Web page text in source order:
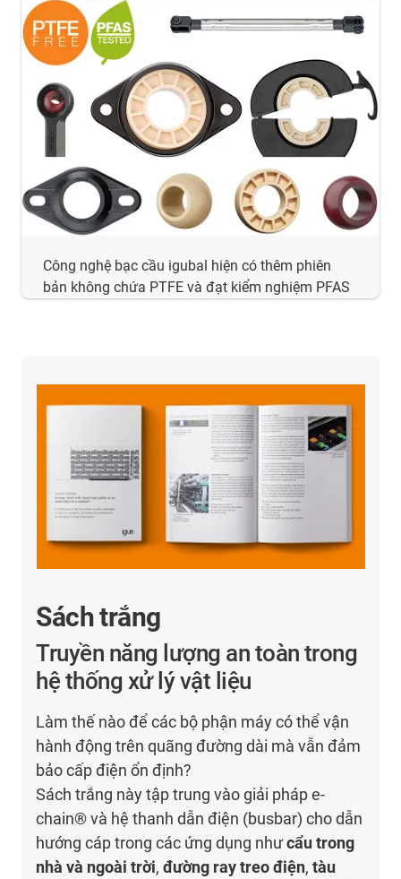
Công nghệ bạc cầu igubal hiện có thêm phiên
bản không chứa PTFE và đạt kiểm nghiệm PFAS
Sách trắng
Truyền năng lượng an toàn trong
hệ thống xử lý vật liệu
Làm thế nào để các bộ phận máy có thể vận
hành động trên quãng đường dài mà vẫn đảm
bảo cấp điện ổn định?
Sách trắng này tập trung vào giải pháp e-
chain® và hệ thanh dẫn điện (busbar) cho dẫn
hướng cáp trong các ứng dụng nhưcẩu trong
nhà và ngoài trời,đường ray treo điện,tàu